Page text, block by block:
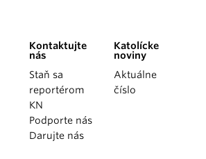
Kontaktujte
nás
Staň sa
reportérom
KN
Podporte nás
Darujte nás
Katolícke
noviny
Aktuálne
číslo